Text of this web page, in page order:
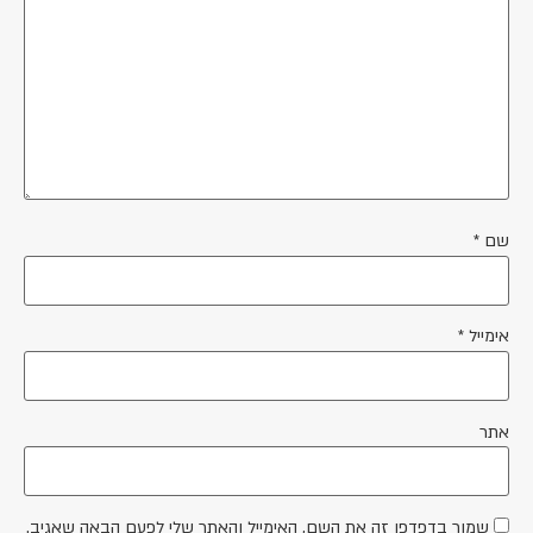
שם *
אימייל *
אתר
שמור בדפדפן זה את השם, האימייל והאתר שלי לפעם הבאה שאגיב.